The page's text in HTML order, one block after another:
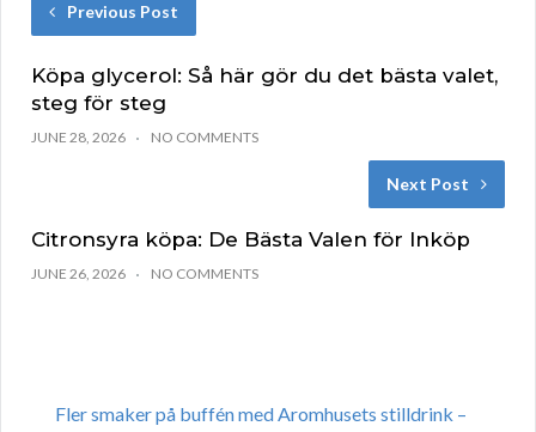
Previous Post
Köpa glycerol: Så här gör du det bästa valet,
steg för steg
JUNE 28, 2026 NO COMMENTS
Next Post
Citronsyra köpa: De Bästa Valen för Inköp
JUNE 26, 2026 NO COMMENTS
Fler smaker på buffén med Aromhusets stilldrink –